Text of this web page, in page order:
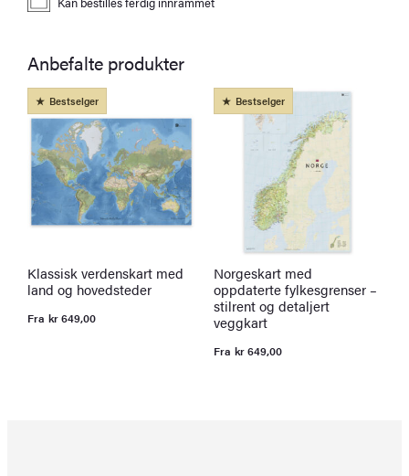
Anbefalte produkter
Bestselger
Klassisk verdenskart med
land og hovedsteder
Fra kr649,00
Bestselger
Norgeskart med
oppdaterte fylkesgrenser –
stilrent og detaljert
veggkart
Fra kr649,00